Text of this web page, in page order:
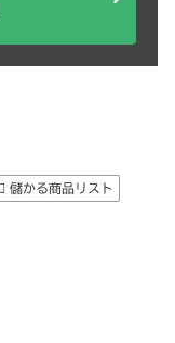
儲かる商品リスト